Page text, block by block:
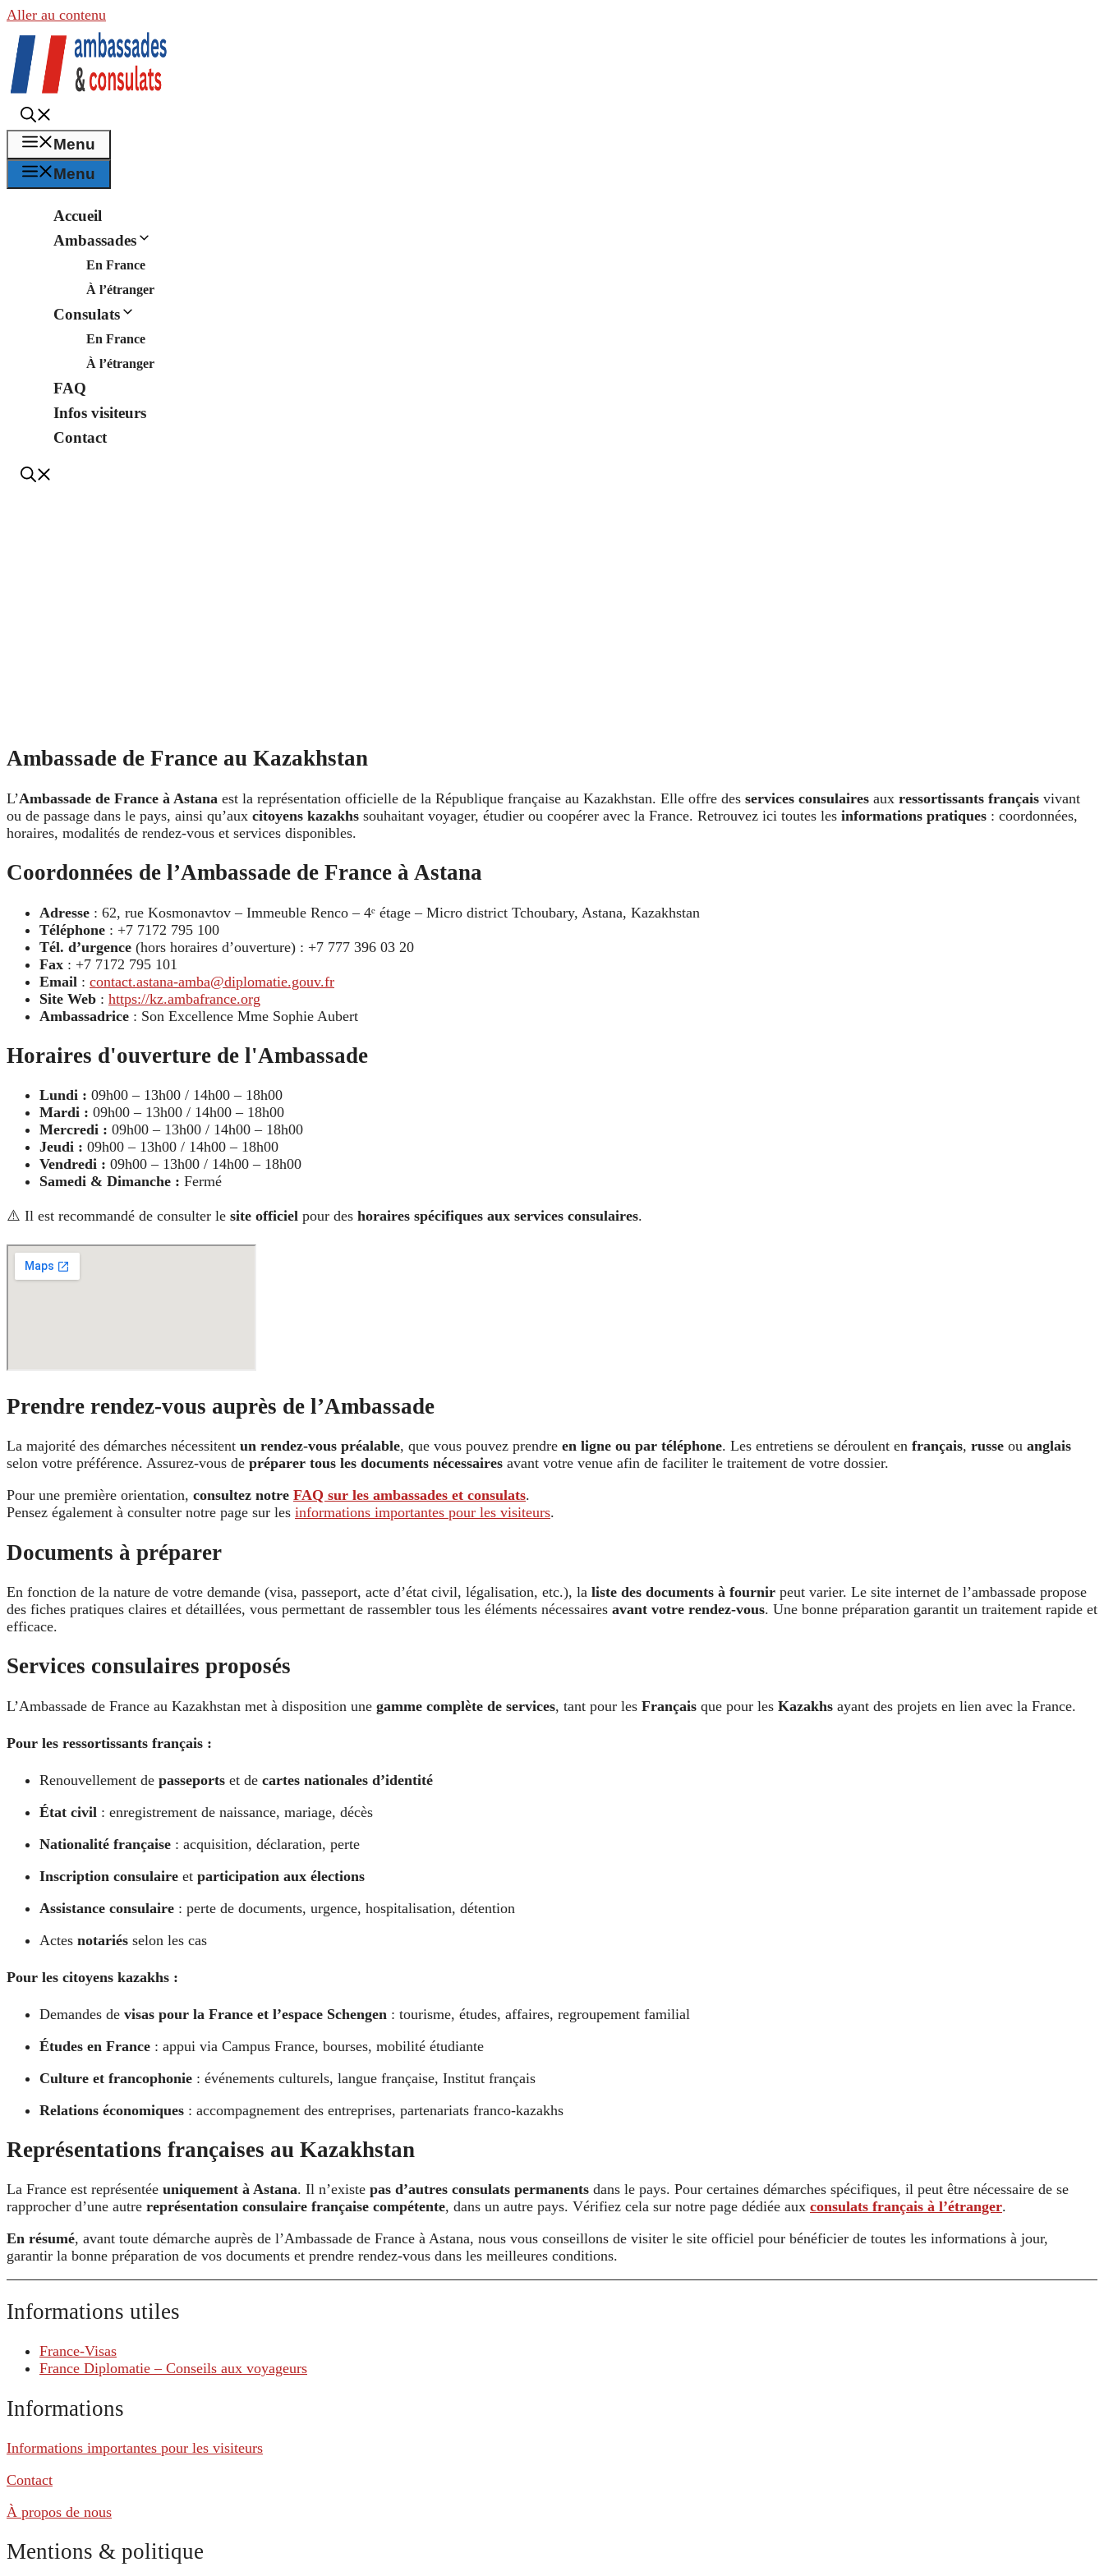
Aller au contenu
Menu
Menu
Accueil
Ambassades
En France
À l’étranger
Consulats
En France
À l’étranger
FAQ
Infos visiteurs
Contact
Ambassade de France au Kazakhstan
L’Ambassade de France à Astana est la représentation officielle de la République française au Kazakhstan. Elle offre des services consulaires aux ressortissants français vivant
ou de passage dans le pays, ainsi qu’aux citoyens kazakhs souhaitant voyager, étudier ou coopérer avec la France. Retrouvez ici toutes les informations pratiques : coordonnées,
horaires, modalités de rendez-vous et services disponibles.
Coordonnées de l’Ambassade de France à Astana
Adresse : 62, rue Kosmonavtov – Immeuble Renco – 4ᵉ étage – Micro district Tchoubary, Astana, Kazakhstan
Téléphone : +7 7172 795 100
Tél. d’urgence (hors horaires d’ouverture) : +7 777 396 03 20
Fax : +7 7172 795 101
Email : contact.astana-amba@diplomatie.gouv.fr
Site Web : https://kz.ambafrance.org
Ambassadrice : Son Excellence Mme Sophie Aubert
Horaires d'ouverture de l'Ambassade
Lundi : 09h00 – 13h00 / 14h00 – 18h00
Mardi : 09h00 – 13h00 / 14h00 – 18h00
Mercredi : 09h00 – 13h00 / 14h00 – 18h00
Jeudi : 09h00 – 13h00 / 14h00 – 18h00
Vendredi : 09h00 – 13h00 / 14h00 – 18h00
Samedi & Dimanche : Fermé
⚠️ Il est recommandé de consulter le site officiel pour des horaires spécifiques aux services consulaires.
Prendre rendez-vous auprès de l’Ambassade
La majorité des démarches nécessitent un rendez-vous préalable, que vous pouvez prendre en ligne ou par téléphone. Les entretiens se déroulent en français, russe ou anglais
selon votre préférence. Assurez-vous de préparer tous les documents nécessaires avant votre venue afin de faciliter le traitement de votre dossier.
Pour une première orientation, consultez notre FAQ sur les ambassades et consulats.
Pensez également à consulter notre page sur les informations importantes pour les visiteurs.
Documents à préparer
En fonction de la nature de votre demande (visa, passeport, acte d’état civil, légalisation, etc.), la liste des documents à fournir peut varier. Le site internet de l’ambassade propose
des fiches pratiques claires et détaillées, vous permettant de rassembler tous les éléments nécessaires avant votre rendez-vous. Une bonne préparation garantit un traitement rapide et
efficace.
Services consulaires proposés
L’Ambassade de France au Kazakhstan met à disposition une gamme complète de services, tant pour les Français que pour les Kazakhs ayant des projets en lien avec la France.
Pour les ressortissants français :
Renouvellement de passeports et de cartes nationales d’identité
État civil : enregistrement de naissance, mariage, décès
Nationalité française : acquisition, déclaration, perte
Inscription consulaire et participation aux élections
Assistance consulaire : perte de documents, urgence, hospitalisation, détention
Actes notariés selon les cas
Pour les citoyens kazakhs :
Demandes de visas pour la France et l’espace Schengen : tourisme, études, affaires, regroupement familial
Études en France : appui via Campus France, bourses, mobilité étudiante
Culture et francophonie : événements culturels, langue française, Institut français
Relations économiques : accompagnement des entreprises, partenariats franco-kazakhs
Représentations françaises au Kazakhstan
La France est représentée uniquement à Astana. Il n’existe pas d’autres consulats permanents dans le pays. Pour certaines démarches spécifiques, il peut être nécessaire de se
rapprocher d’une autre représentation consulaire française compétente, dans un autre pays. Vérifiez cela sur notre page dédiée aux consulats français à l’étranger.
En résumé, avant toute démarche auprès de l’Ambassade de France à Astana, nous vous conseillons de visiter le site officiel pour bénéficier de toutes les informations à jour,
garantir la bonne préparation de vos documents et prendre rendez-vous dans les meilleures conditions.
Informations utiles
France-Visas
France Diplomatie – Conseils aux voyageurs
Informations
Informations importantes pour les visiteurs
Contact
À propos de nous
Mentions & politique